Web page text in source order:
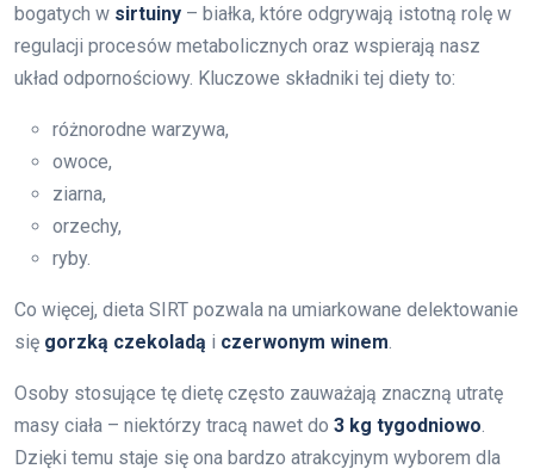
bogatych w sirtuiny – białka, które odgrywają istotną rolę w
regulacji procesów metabolicznych oraz wspierają nasz
układ odpornościowy. Kluczowe składniki tej diety to:
różnorodne warzywa,
owoce,
ziarna,
orzechy,
ryby.
Co więcej, dieta SIRT pozwala na umiarkowane delektowanie
się gorzką czekoladą i czerwonym winem
Osoby stosujące tę dietę często zauważają znaczną utratę
masy ciała – niektórzy tracą nawet do 3 kg tygodniowo
Dzięki temu staje się ona bardzo atrakcyjnym wyborem dla